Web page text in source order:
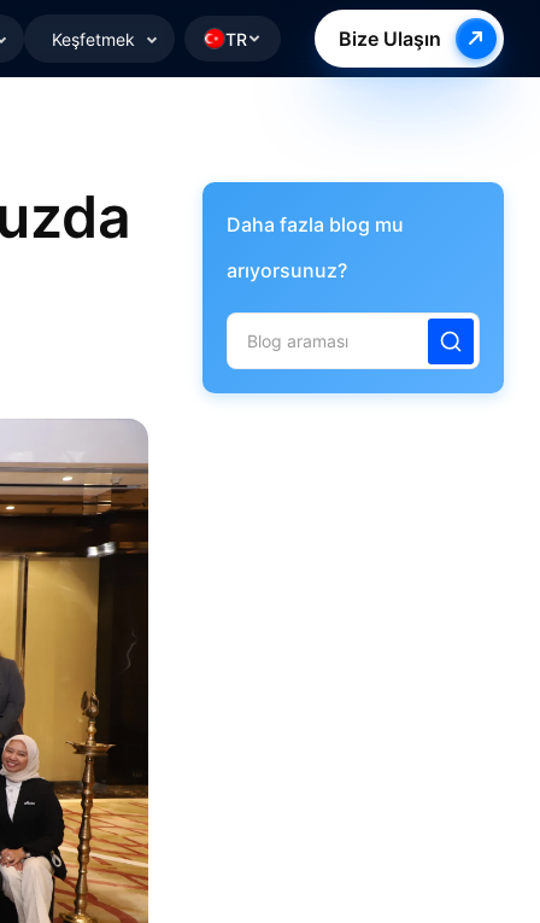
Keşfetmek TR Bize Ulaşın
Daha fazla blog mu
arıyorsunuz?